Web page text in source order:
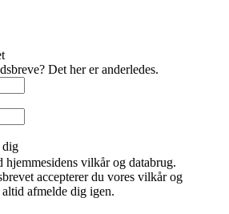
Det her er anderledes.
dig
hjemmesidens vilkår og databrug.
accepterer du vores vilkår og
afmelde dig igen.